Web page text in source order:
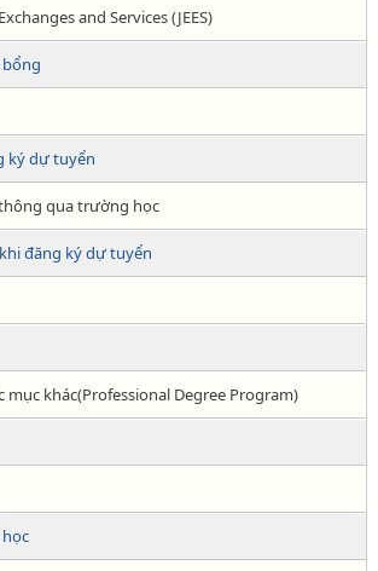
and Services (JEES)
ký dự tuyển
qua trường học
đăng ký dự tuyển
mục khác(Professional Degree Program)